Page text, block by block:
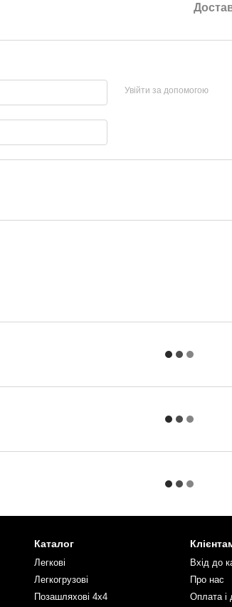
Увійти за допомогою
Каталог
Легкові
Легкогрузові
Позашляхові 4х4
Вхід до
Про нас
Оплата і